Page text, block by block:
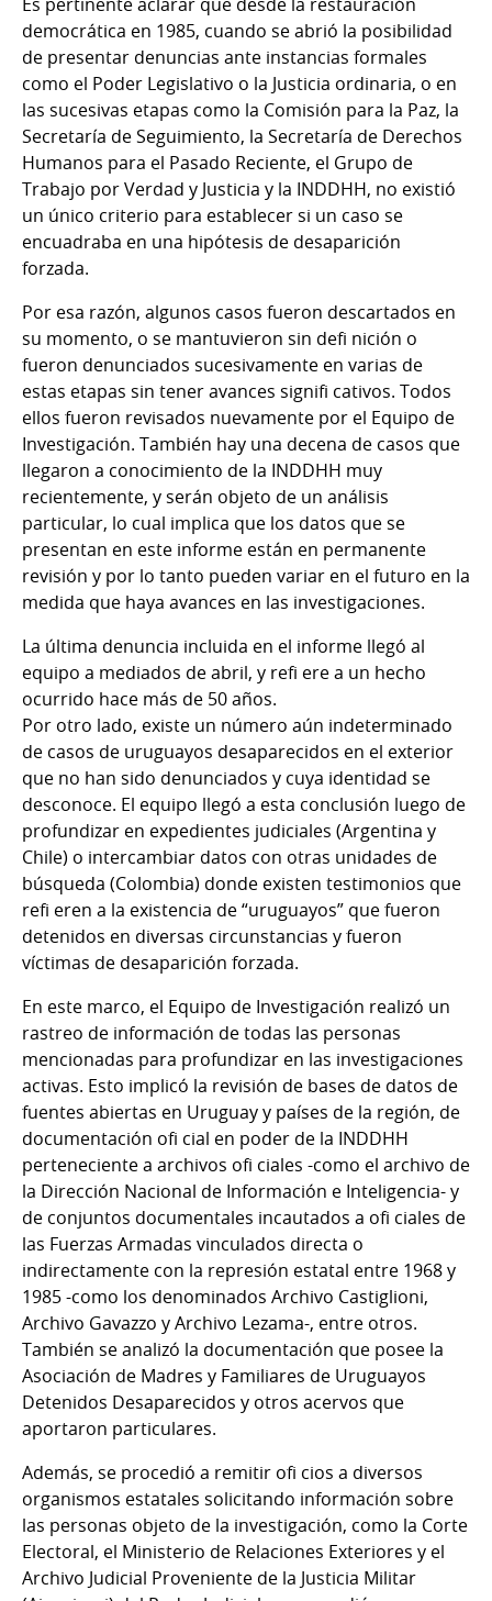
democrática en 1985, cuando se abrió la posibilidad
de presentar denuncias ante instancias formales
como el Poder Legislativo o la Justicia ordinaria, o en
las sucesivas etapas como la Comisión para la Paz, la
Secretaría de Seguimiento, la Secretaría de Derechos
Humanos para el Pasado Reciente, el Grupo de
Trabajo por Verdad y Justicia y la INDDHH, no existió
un único criterio para establecer si un caso se
encuadraba en una hipótesis de desaparición
forzada.
Por esa razón, algunos casos fueron descartados en
su momento, o se mantuvieron sin defi nición o
fueron denunciados sucesivamente en varias de
estas etapas sin tener avances signifi cativos. Todos
ellos fueron revisados nuevamente por el Equipo de
Investigación. También hay una decena de casos que
llegaron a conocimiento de la INDDHH muy
recientemente, y serán objeto de un análisis
particular, lo cual implica que los datos que se
presentan en este informe están en permanente
revisión y por lo tanto pueden variar en el futuro en la
medida que haya avances en las investigaciones.
La última denuncia incluida en el informe llegó al
equipo a mediados de abril, y refi ere a un hecho
ocurrido hace más de 50 años.
Por otro lado, existe un número aún indeterminado
de casos de uruguayos desaparecidos en el exterior
que no han sido denunciados y cuya identidad se
desconoce. El equipo llegó a esta conclusión luego de
profundizar en expedientes judiciales (Argentina y
Chile) o intercambiar datos con otras unidades de
búsqueda (Colombia) donde existen testimonios que
refi eren a la existencia de “uruguayos” que fueron
detenidos en diversas circunstancias y fueron
víctimas de desaparición forzada.
En este marco, el Equipo de Investigación realizó un
rastreo de información de todas las personas
mencionadas para profundizar en las investigaciones
activas. Esto implicó la revisión de bases de datos de
fuentes abiertas en Uruguay y países de la región, de
documentación ofi cial en poder de la INDDHH
perteneciente a archivos ofi ciales -como el archivo de
la Dirección Nacional de Información e Inteligencia- y
de conjuntos documentales incautados a ofi ciales de
las Fuerzas Armadas vinculados directa o
indirectamente con la represión estatal entre 1968 y
1985 -como los denominados Archivo Castiglioni,
Archivo Gavazzo y Archivo Lezama-, entre otros.
También se analizó la documentación que posee la
Asociación de Madres y Familiares de Uruguayos
Detenidos Desaparecidos y otros acervos que
aportaron particulares.
Además, se procedió a remitir ofi cios a diversos
organismos estatales solicitando información sobre
las personas objeto de la investigación, como la Corte
Electoral, el Ministerio de Relaciones Exteriores y el
Archivo Judicial Proveniente de la Justicia Militar